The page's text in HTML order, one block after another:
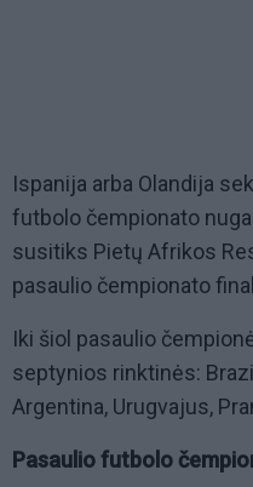
Ispanija arba Olandija
futbolo čempionato
susitiks Pietų Afrikos
pasaulio čempionato
Iki šiol pasaulio
septynios rinktinės:
Argentina, Urugvajus,
Pasaulio futbolo